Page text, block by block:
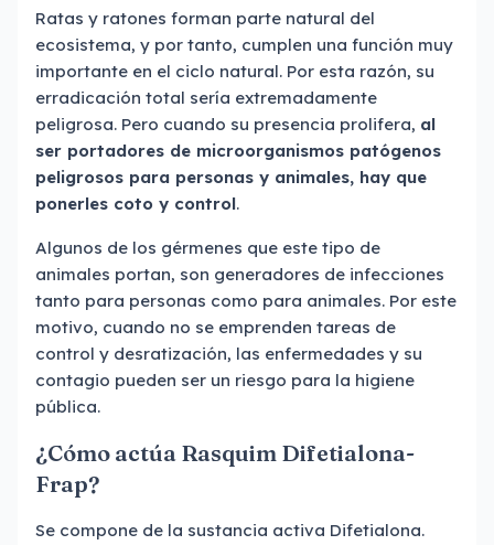
Ratas y ratones forman parte natural del
ecosistema, y por tanto, cumplen una función muy
importante en el ciclo natural. Por esta razón, su
erradicación total sería extremadamente
peligrosa. Pero cuando su presencia prolifera, al
ser portadores de microorganismos patógenos
peligrosos para personas y animales, hay que
ponerles coto y control.
Algunos de los gérmenes que este tipo de
animales portan, son generadores de infecciones
tanto para personas como para animales. Por este
motivo, cuando no se emprenden tareas de
control y desratización, las enfermedades y su
contagio pueden ser un riesgo para la higiene
pública.
¿Cómo actúa Rasquim Difetialona-
Frap?
Se compone de la sustancia activa Difetialona.